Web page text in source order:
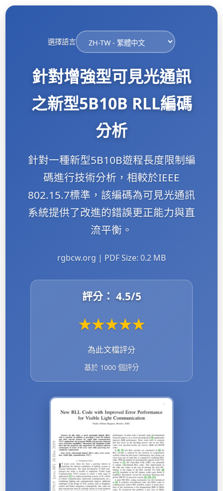
選擇語言
針對增強型可見光通訊
之新型5B10B RLL編碼
分析
針對一種新型5B10B遊程長度限制編
碼進行技術分析，相較於IEEE
802.15.7標準，該編碼為可見光通訊
系統提供了改進的錯誤更正能力與直
流平衡。
rgbcw.org | PDF Size: 0.2 MB
評分： 4.5/5
★★★★★
為此文檔評分
基於 1000 個評分